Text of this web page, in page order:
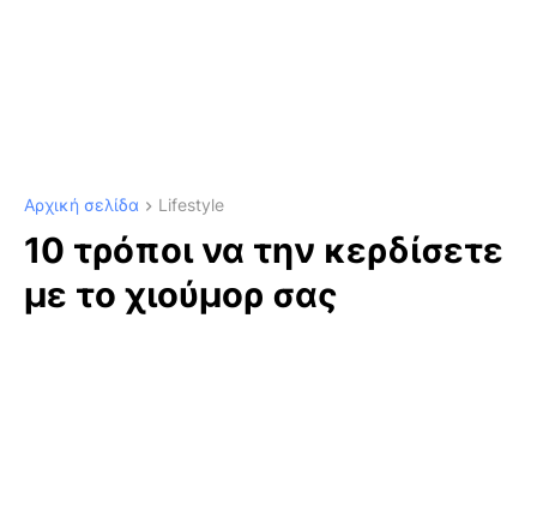
Αρχική σελίδα Lifestyle
10 τρόποι να την κερδίσετε
με το χιούμορ σας